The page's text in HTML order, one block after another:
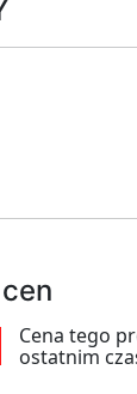
Cena tego
ostatnim